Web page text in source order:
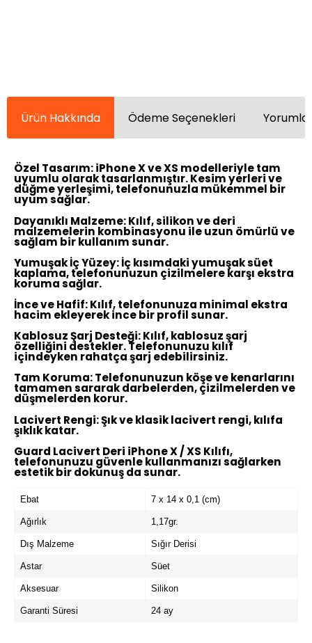
Ürün Hakkında Ödeme Seçenekleri
Özel Tasarım:iPhone X ve XS modelleriyle tam
uyumlu olarak tasarlanmıştır. Kesim yerleri ve
düğme yerleşimi, telefonunuzla mükemmel bir
uyum sağlar.
Dayanıklı Malzeme:Kılıf, silikon ve deri
malzemelerin kombinasyonu ile uzun ömürlü ve
sağlam bir kullanım sunar.
Yumuşak İç Yüzey:İç kısımdaki yumuşak süet
kaplama, telefonunuzun çizilmelere karşı ekstra
koruma sağlar.
İnce ve Hafif:Kılıf, telefonunuza minimal ekstra
hacim ekleyerek ince bir profil sunar.
Kablosuz Şarj Desteği:Kılıf, kablosuz şarj
özelliğini destekler. Telefonunuzu kılıf
içindeyken rahatça şarj edebilirsiniz.
Tam Koruma:Telefonunuzun köşe ve kenarlarını
tamamen sararak darbelerden, çizilmelerden ve
düşmelerden korur.
Lacivert Rengi:Şık ve klasik lacivert rengi, kılıfa
şıklık katar.
Guard Lacivert Deri iPhone X / XS Kılıfı,
telefonunuzu güvenle kullanmanızı sağlarken
estetik bir dokunuş da sunar.
Ebat 7 x 14 x 0,1 (cm)
Ağırlık 1,17gr.
Dış Malzeme Sığır Derisi
Astar Süet
Aksesuar Silikon
Garanti Süresi 24 ay